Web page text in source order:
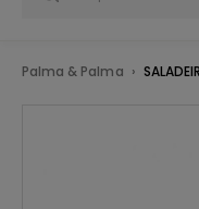
Palma & Palma